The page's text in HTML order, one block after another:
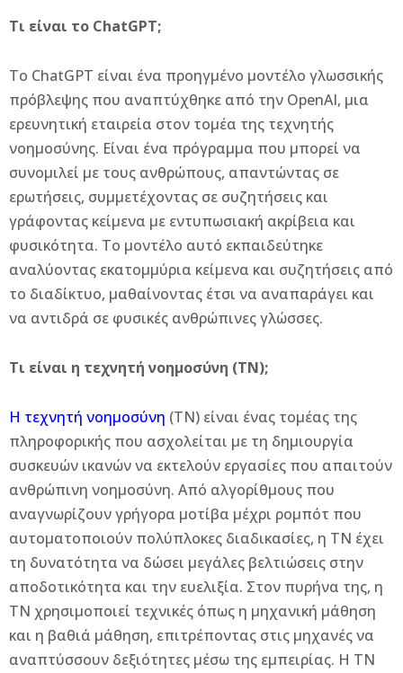
Τι είναι το ChatGPT;
Το ChatGPT είναι ένα προηγμένο μοντέλο γλωσσικής
πρόβλεψης που αναπτύχθηκε από την OpenAI, μια
ερευνητική εταιρεία στον τομέα της τεχνητής
νοημοσύνης. Είναι ένα πρόγραμμα που μπορεί να
συνομιλεί με τους ανθρώπους, απαντώντας σε
ερωτήσεις, συμμετέχοντας σε συζητήσεις και
γράφοντας κείμενα με εντυπωσιακή ακρίβεια και
φυσικότητα. Το μοντέλο αυτό εκπαιδεύτηκε
αναλύοντας εκατομμύρια κείμενα και συζητήσεις από
το διαδίκτυο, μαθαίνοντας έτσι να αναπαράγει και
να αντιδρά σε φυσικές ανθρώπινες γλώσσες.
Τι είναι η τεχνητή νοημοσύνη (ΤΝ);
Η τεχνητή νοημοσύνη (ΤΝ) είναι ένας τομέας της
πληροφορικής που ασχολείται με τη δημιουργία
συσκευών ικανών να εκτελούν εργασίες που απαιτούν
ανθρώπινη νοημοσύνη. Από αλγορίθμους που
αναγνωρίζουν γρήγορα μοτίβα μέχρι ρομπότ που
αυτοματοποιούν πολύπλοκες διαδικασίες, η ΤΝ έχει
τη δυνατότητα να δώσει μεγάλες βελτιώσεις στην
αποδοτικότητα και την ευελιξία. Στον πυρήνα της, η
ΤΝ χρησιµοποιεί τεχνικές όπως η µηχανική µάθηση
και η βαθιά µάθηση, επιτρέποντας στις µηχανές να
αναπτύσσουν δεξιότητες µέσω της εµπειρίας. Η ΤΝ